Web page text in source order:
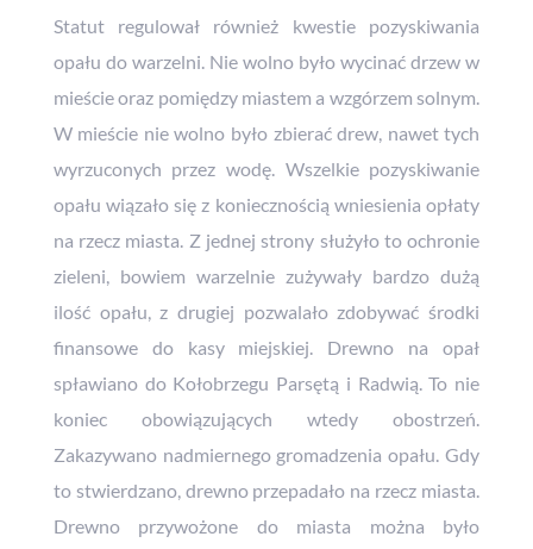
Statut regulował również kwestie pozyskiwania
opału do warzelni. Nie wolno było wycinać drzew w
mieście oraz pomiędzy miastem a wzgórzem solnym.
W mieście nie wolno było zbierać drew, nawet tych
wyrzuconych przez wodę. Wszelkie pozyskiwanie
opału wiązało się z koniecznością wniesienia opłaty
na rzecz miasta. Z jednej strony służyło to ochronie
zieleni, bowiem warzelnie zużywały bardzo dużą
ilość opału, z drugiej pozwalało zdobywać środki
finansowe do kasy miejskiej. Drewno na opał
spławiano do Kołobrzegu Parsętą i Radwią. To nie
koniec obowiązujących wtedy obostrzeń.
Zakazywano nadmiernego gromadzenia opału. Gdy
to stwierdzano, drewno przepadało na rzecz miasta.
Drewno przywożone do miasta można było